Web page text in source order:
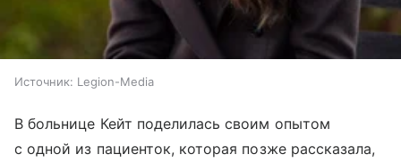
Источник: Legion-Media
В больнице Кейт поделилась своим опытом
с одной из пациенток, которая позже рассказала,